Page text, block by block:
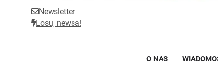
RadomBiega.pl
Radomski portal dla miłośników lekkoatletyki
Newsletter
Losuj newsa!
O NAS